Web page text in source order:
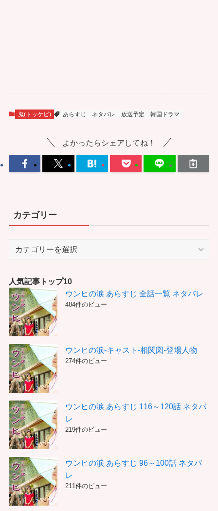
鬼(トッケビ) あらすじ ネタバレ 放送予定 韓国ドラマ
よかったらシェアしてね！
カテゴリー
リ
ー
人気記事トップ10
ウンヒの涙 あらすじ 全話一覧 ネタバレ
484件のビュー
ウンヒの涙-キャスト-相関図-登場人物
274件のビュー
ウンヒの涙 あらすじ 116～120話 ネタバ
レ
219件のビュー
ウンヒの涙 あらすじ 96～100話 ネタバ
レ
211件のビュー